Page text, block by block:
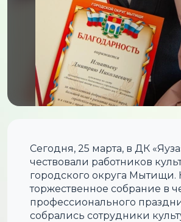
Сегодня, 25 марта, в ДК
чествовали работников
городского округа Мытищи.
торжественное собрание в
профессионального
собрались сотрудники